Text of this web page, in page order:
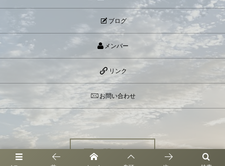
ブログ
メンバー
リンク
お問い合わせ
お問い合わせ